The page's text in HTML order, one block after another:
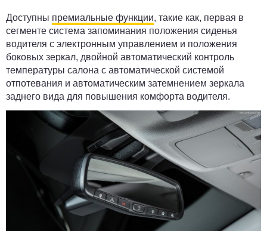
Доступны премиальные функции, такие как, первая в
сегменте система запоминания положения сиденья
водителя с электронным управлением и положения
боковых зеркал, двойной автоматический контроль
температуры салона с автоматической системой
отпотевания и автоматическим затемнением зеркала
заднего вида для повышения комфорта водителя.